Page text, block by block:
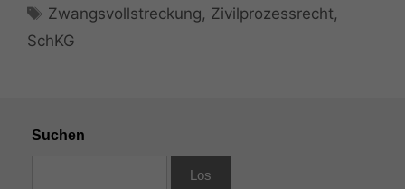
Schlagwörter
Zwangsvollstreckung, Zivilprozessrecht,
SchKG
Suchen